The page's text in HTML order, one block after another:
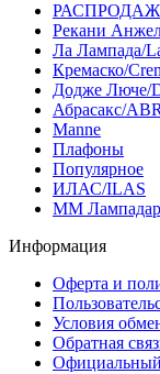
Рекани
Ла Лампада/
Кремаско/
Додже Люче/
Абрасакс/
Manne
Плафоны
Популярное
ИЛАС/ILAS
ММ
Информация
Оферта и
Условия
Обратная
Официальный